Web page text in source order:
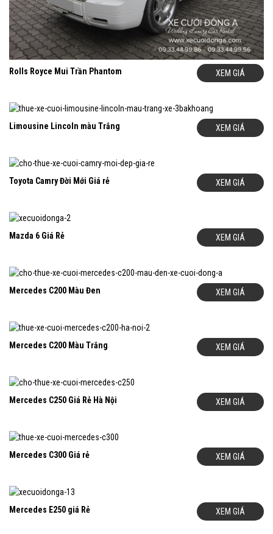
Rolls Royce Mui Trần Phantom XEM GIÁ
Limousine Lincoln màu Trắng XEM GIÁ
Toyota Camry Đời Mới Giá rẻ XEM GIÁ
Mazda 6 Giá Rẻ XEM GIÁ
Mercedes C200 Màu Đen XEM GIÁ
Mercedes C200 Màu Trắng XEM GIÁ
Mercedes C250 Giá Rẻ Hà Nội XEM GIÁ
Mercedes C300 Giá rẻ XEM GIÁ
Mercedes E250 giá Rẻ XEM GIÁ